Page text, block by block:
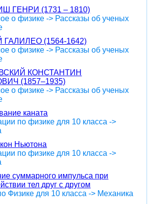
ГЕНРИ (1731 – 1810)
о физике -> Рассказы об ученых
ГАЛИЛЕО (1564-1642)
о физике -> Рассказы об ученых
КОНСТАНТИН
(1857–1935)
о физике -> Рассказы об ученых
каната
по физике для 10 класса ->
Ньютона
по физике для 10 класса ->
суммарного импульса при
тел друг с другом
Физике для 10 класса -> Механика